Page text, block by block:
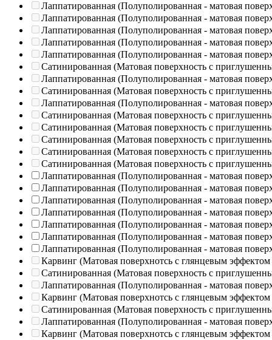
Лаппатированная (Полуполированная - матовая
Лаппатированная (Полуполированная - матовая
Лаппатированная (Полуполированная - матовая
Лаппатированная (Полуполированная - матовая
Лаппатированная (Полуполированная - матовая
Сатинированная (Матовая поверхность с
Лаппатированная (Полуполированная - матовая
Сатинированная (Матовая поверхность с
Лаппатированная (Полуполированная - матовая
Сатинированная (Матовая поверхность с
Сатинированная (Матовая поверхность с
Сатинированная (Матовая поверхность с
Сатинированная (Матовая поверхность с
Сатинированная (Матовая поверхность с
Лаппатированная (Полуполированная - матовая
Лаппатированная (Полуполированная - матовая
Лаппатированная (Полуполированная - матовая
Лаппатированная (Полуполированная - матовая
Лаппатированная (Полуполированная - матовая
Лаппатированная (Полуполированная - матовая
Лаппатированная (Полуполированная - матовая
Карвинг (Матовая поверхнотсь с глянцевым эффектом
Сатинированная (Матовая поверхность с
Лаппатированная (Полуполированная - матовая
Карвинг (Матовая поверхнотсь с глянцевым эффектом
Сатинированная (Матовая поверхность с
Лаппатированная (Полуполированная - матовая
Карвинг (Матовая поверхнотсь с глянцевым эффектом